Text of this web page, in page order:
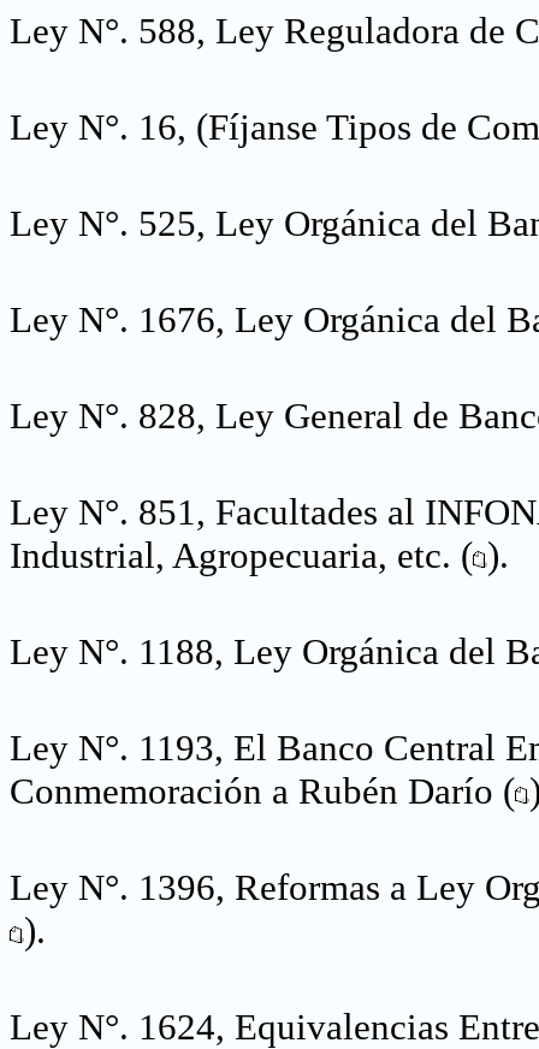
Ley N°. 588, Ley Reguladora de
Ley N°. 16, (Fíjanse Tipos de
Ley N°. 525, Ley Orgánica del
Ley N°. 1676, Ley Orgánica del
Ley N°. 828, Ley General de
Ley N°. 851, Facultades al
Industrial, Agropecuaria, etc. ( ).
Ley N°. 1188, Ley Orgánica del
Ley N°. 1193, El Banco Central
Conmemoración a Rubén Darío (
Ley N°. 1396, Reformas a Ley
).
Ley N°. 1624, Equivalencias